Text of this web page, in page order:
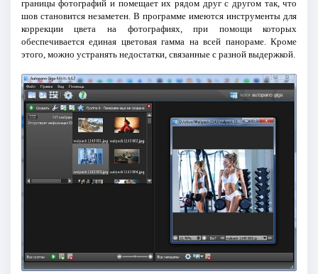
границы фотографий и помещает их рядом друг с другом так, что
шов становится незаметен. В программе имеются инструменты для
коррекции цвета на фотографиях, при помощи которых
обеспечивается единая цветовая гамма на всей панораме. Кроме
этого, можно устранять недостатки, связанные с разной выдержкой.